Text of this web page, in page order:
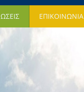
ΕΠΙΚΟΙΝΩΝΙΑ